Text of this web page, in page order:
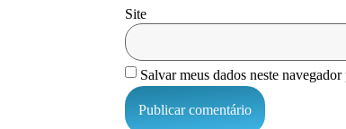
Site
Salvar meus dados neste